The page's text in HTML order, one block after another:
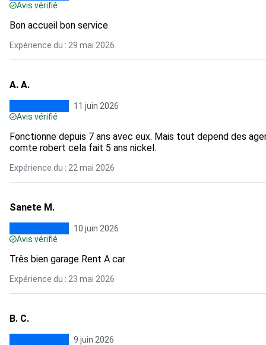
Avis vérifié
Bon accueil bon service
Expérience du : 29 mai 2026
A. A.
11 juin 2026
Avis vérifié
Fonctionne depuis 7 ans avec eux. Mais tout depend des
comte robert cela fait 5 ans nickel.
Expérience du : 22 mai 2026
Sanete M.
10 juin 2026
Avis vérifié
Três bien garage Rent A car
Expérience du : 23 mai 2026
B. C.
9 juin 2026